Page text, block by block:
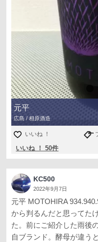
・後味少しアルコール感
・飲みやすい。
うん、美味しいです。
雄町米らしい厚みのある
程よく余韻を残しつつき
じる良酒ですね。
実は製造年月が新しい火
トで受賞したのがこの4
今ならまだ在庫ある気が
神奈川県厚木市は望月商
元平
広島 / 相原酒造
いいね ！
いいね ！ 50件
KC500
2022年9月7日
元平 MOTOHIRA
から判るんだと思ってた
た。前にご紹介した雨後
自ブランド。酵母が違う